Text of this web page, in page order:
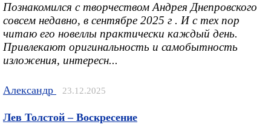
Познакомился с творчеством Андрея Днепровского
совсем недавно, в сентябре 2025 г . И с тех пор
читаю его новеллы практически каждый день.
Привлекают оригинальность и самобытность
изложения, интересн...
Александр 23.12.2025
Лев Толстой – Воскресение